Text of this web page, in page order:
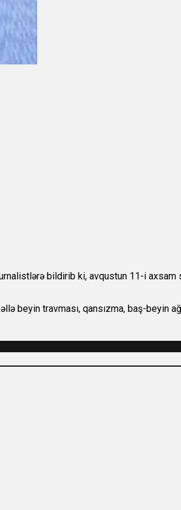
bildirib ki, avqustun 11-i
beyin travması, qansızma, baş-beyin